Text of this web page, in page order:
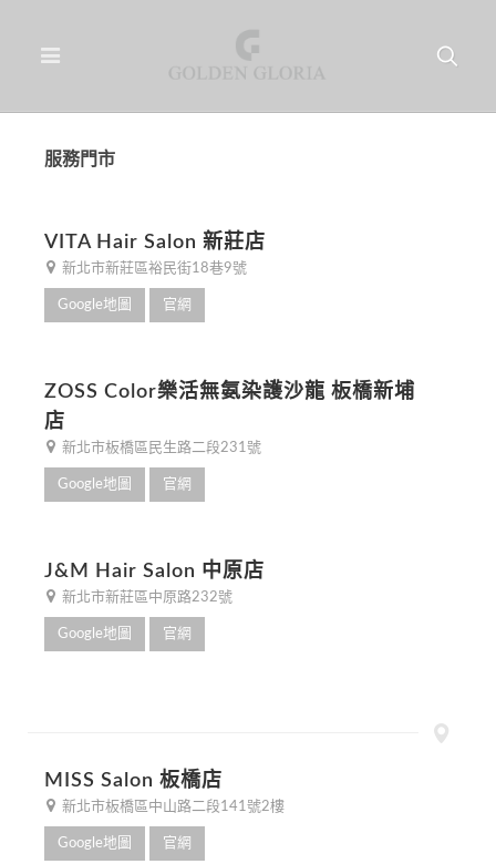
服務門市
VITA Hair Salon 新莊店
新北市新莊區裕民街18巷9號
Google地圖 官網
ZOSS Color樂活無氨染護沙龍 板橋新埔
店
新北市板橋區民生路二段231號
Google地圖 官網
J&M Hair Salon 中原店
新北市新莊區中原路232號
Google地圖 官網
MISS Salon 板橋店
新北市板橋區中山路二段141號2樓
Google地圖 官網